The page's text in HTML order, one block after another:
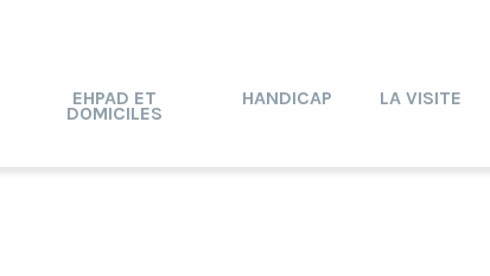
EHPAD ET
DOMICILES
HANDICAP LA VISITE